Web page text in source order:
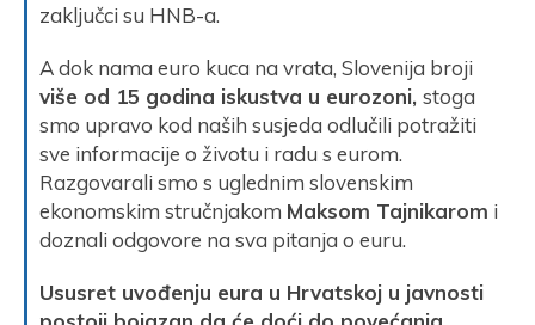
zaključci su HNB-a.
A dok nama euro kuca na vrata, Slovenija broji
više od 15 godina iskustva u eurozoni, stoga
smo upravo kod naših susjeda odlučili potražiti
sve informacije o životu i radu s eurom.
Razgovarali smo s uglednim slovenskim
ekonomskim stručnjakom Maksom Tajnikarom i
doznali odgovore na sva pitanja o euru.
Ususret uvođenju eura u Hrvatskoj u javnosti